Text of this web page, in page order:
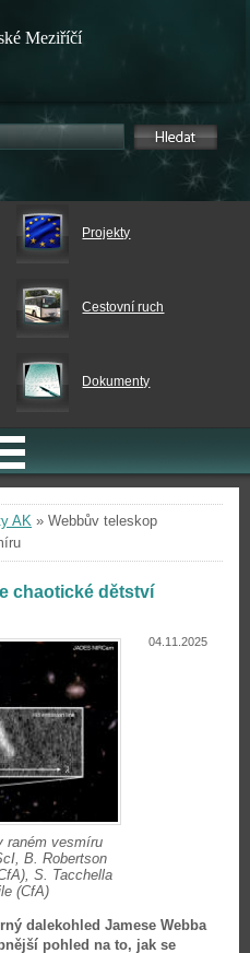
Meziříčí
Projekty
Cestovní ruch
Dokumenty
AK » Webbův teleskop
chaotické dětství
04.11.2025
raném vesmíru
B. Robertson
S. Tacchella
(CfA)
dalekohled Jamese Webba
pohled na to, jak se